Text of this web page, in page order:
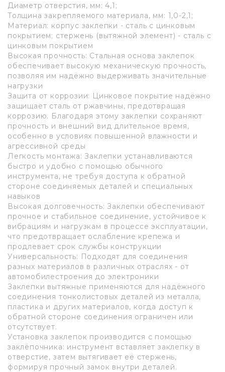
Диаметр отверстия, мм: 4,1;
Толщина закрепляемого материала, мм: 1,0-2,1;
Материал: корпус заклепки - сталь с цинковым
покрытием; стержень (вытяжной элемент) - сталь с
цинковым покрытием
Высокая прочность: Стальная основа заклепок
обеспечивает высокую механическую прочность,
позволяя им надёжно выдерживать значительные
нагрузки
Защита от коррозии: Цинковое покрытие надёжно
защищает сталь от ржавчины, предотвращая
коррозию. Благодаря этому заклепки сохраняют
прочность и внешний вид длительное время,
особенно в условиях повышенной влажности и
агрессивной среды
Легкость монтажа: Заклепки устанавливаются
быстро и удобно с помощью обычного
инструмента, не требуя доступа к обратной
стороне соединяемых деталей и специальных
навыков
Высокая долговечность: Заклепки обеспечивают
прочное и стабильное соединение, устойчивое к
вибрациям и нагрузкам в процессе эксплуатации,
что предотвращает ослабление крепежа и
продлевает срок службы конструкции
Универсальность: Подходят для соединения
разных материалов в различных отраслях - от
автомобилестроения до электроники
Заклепки вытяжные применяются для надёжного
соединения тонколистовых деталей из металла,
пластика и других материалов, когда доступ к
обратной стороне соединения ограничен или
отсутствует.
Установка заклепок производится с помощью
заклёпочника: инструмент вставляет заклепку в
отверстие, затем вытягивает её стержень,
формируя прочный замок внутри деталей.